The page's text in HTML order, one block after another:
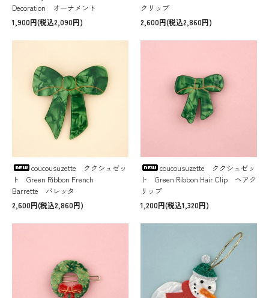
Decoration オーナメント
1,900円(税込2,090円)
クリップ
2,600円(税込2,860円)
coucousuzette ククシュゼッ
ト Green Ribbon French
Barrette バレッタ
2,600円(税込2,860円)
coucousuzette ククシュゼッ
ト Green Ribbon Hair Clip ヘアク
リップ
1,200円(税込1,320円)